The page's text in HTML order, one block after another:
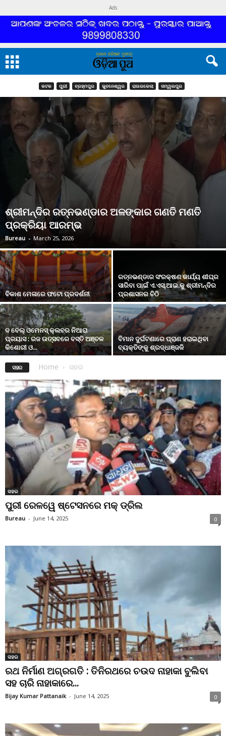
Ads
କଟକ ପୁରୀ ବ୍ରହ୍ମପୁର ଭୁବନେଶ୍ୱର ରାଉରକେଲା ସମ୍ୱଲପୁର
ଶ୍ରୀମନ୍ଦିର ରତ୍ନଭଣ୍ଡାର ଅଳଙ୍କାର ଗଣତି ମଣତି
ପ୍ରକ୍ରିୟା ଆରମ୍ଭ
Bureau - March 25, 2026
ବିକାଶ ମେଳାରେ ଫଟୋ ପ୍ରଦର୍ଶନୀ
ରତ୍ନଭଣ୍ଡାର ସଂରକ୍ଷଣ କାର୍ଯ୍ୟ ଶୀଘ୍ର
ସାରିବା ପାଇଁ ଏ.ଏସ୍.ଆଇ.କୁ ଶ୍ରୀମନ୍ଦିର
ପ୍ରଶାସନର ଚିଠି
ଦ ବେଲ୍ ଓମେନସ୍ କ୍ଲବର ନିଆରା
ପ୍ରୟାସ : ରଜ ଉତ୍ସବରେ ବସ୍ତି ଅଞ୍ଚଳ
କିଶୋରୀ ଓ...
ବିମାନ ଦୁର୍ଘଟଣାରେ ପ୍ରାଣ ହରାଇଥିବା
ବ୍ୟକ୍ତିଙ୍କୁ ଶ୍ରଦ୍ଧାଞ୍ଜଳି
ସହର Home ସହର
ସହର
ପୁରୀ ରେଳୱେ ଷ୍ଟେସନରେ ମକ୍ ଡ୍ରିଲ
Bureau - June 14, 2025 0
ସହର
ରଥ ନିର୍ମାଣ ଅଗ୍ରଗତି : ତିନିରଥରେ ଚଉଦ ନାହାକା ବୁଲିବା
ସହ ଚାରି ନାହାକାରେ...
Bijay Kumar Pattanaik - June 14, 2025 0